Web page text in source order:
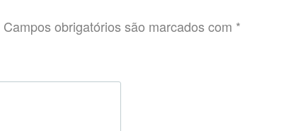
Campos obrigatórios são marcados com *